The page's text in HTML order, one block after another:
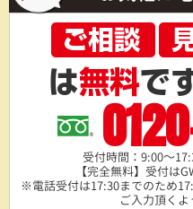
受付時間：9:00～
【完全無料】受付は
※電話受付は17:30までのため
ご入力頂く